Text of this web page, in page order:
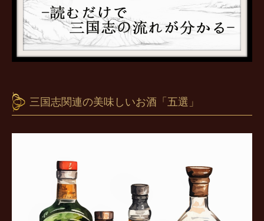
三国志関連の美味しいお酒「五選」